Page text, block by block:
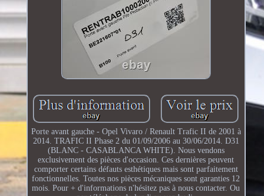
Porte avant gauche - Opel Vivaro / Renault Trafic II de 2001 à
2014. TRAFIC II Phase 2 du 01/09/2006 au 30/06/2014. D31
(BLANC - CASABLANCA WHITE). Nous vendons
exclusivement des pièces d'occasion. Ces dernières peuvent
comporter certains défauts esthétiques mais sont parfaitement
fonctionnelles. Toutes nos pièces mécaniques sont garanties 12
mois. Pour + d'informations n'hésitez pas à nous contacter. Ou